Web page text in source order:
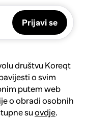
Prijavi se
društvu Koreqt
o svim
putem web
o obradi osobnih
suovdje.